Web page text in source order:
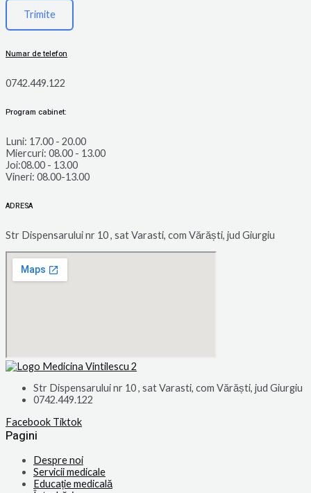
Numar de telefon
0742.449.122
Program cabinet:
Luni: 17.00 - 20.00
Miercuri: 08.00 - 13.00
Joi:08.00 - 13.00
Vineri: 08.00-13.00
ADRESA
Str Dispensarului nr 10 , sat Varasti, com Vărăști, jud Giurgiu
Str Dispensarului nr 10 , sat Varasti, com Vărăști, jud Giurgiu
0742.449.122
Facebook Tiktok
Pagini
Despre noi
Servicii medicale
Educație medicală